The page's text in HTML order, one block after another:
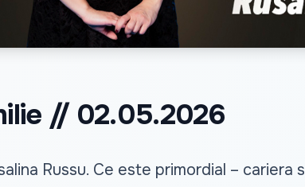
// 02.05.2026
Russu. Ce este primordial – cariera